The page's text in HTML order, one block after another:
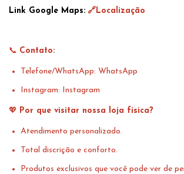
Link Google Maps: 🔗Localização
📞 Contato:
Telefone/WhatsApp: WhatsApp
Instagram: Instagram
💖 Por que visitar nossa loja física?
Atendimento personalizado.
Total discrição e conforto.
Produtos exclusivos que você pode ver de